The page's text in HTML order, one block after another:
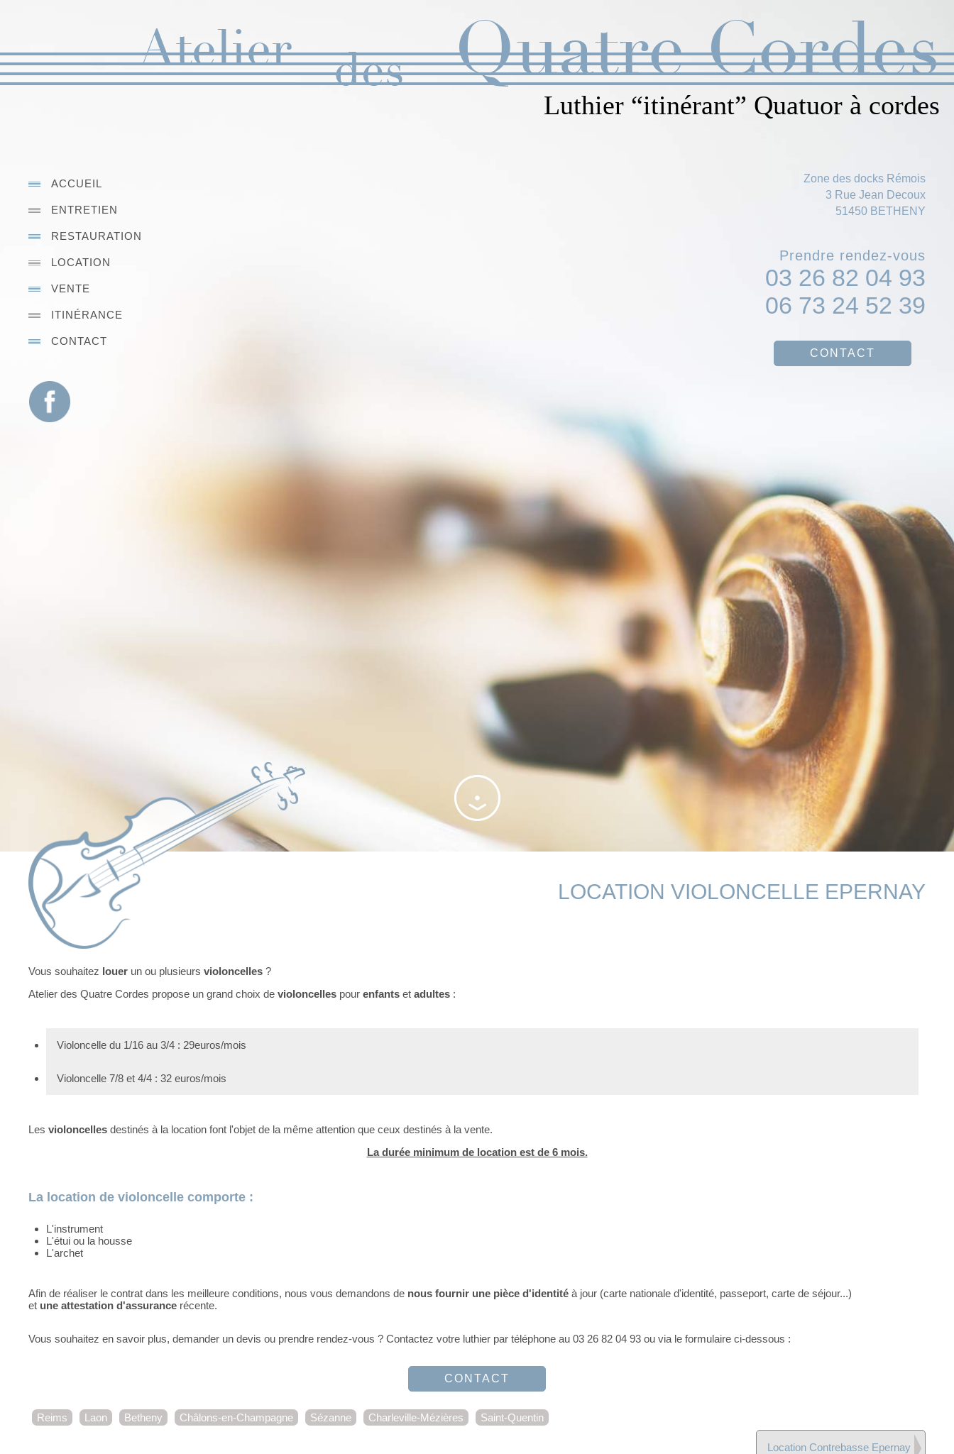
Quatre Cordes
Luthier “itinérant” Quatuor à cordes
ACCUEIL
ENTRETIEN
RESTAURATION
LOCATION
VENTE
ITINÉRANCE
CONTACT
Zone des docks Rémois
3 Rue Jean Decoux
51450 BETHENY
Prendre rendez-vous
03 26 82 04 93
06 73 24 52 39
CONTACT
LOCATION VIOLONCELLE EPERNAY
Vous souhaitez louer un ou plusieurs violoncelles ?
Atelier des Quatre Cordes propose un grand choix de violoncelles pour enfants et adultes :
Violoncelle du 1/16 au 3/4 : 29euros/mois
Violoncelle 7/8 et 4/4 : 32 euros/mois
Les violoncelles destinés à la location font l'objet de la même attention que ceux destinés à la vente.
La durée minimum de location est de 6 mois.
La location de violoncelle comporte :
L'instrument
L'étui ou la housse
L'archet
Afin de réaliser le contrat dans les meilleure conditions, nous vous demandons de nous fournir une pièce d'identité à jour (carte nationale d'identité, passeport, carte de séjour...)
et une attestation d'assurance récente.
Vous souhaitez en savoir plus, demander un devis ou prendre rendez-vous ? Contactez votre luthier par téléphone au 03 26 82 04 93 ou via le formulaire ci-dessous :
CONTACT
Reims Laon Betheny Châlons-en-Champagne Sézanne Charleville-Mézières Saint-Quentin
Location Contrebasse Epernay